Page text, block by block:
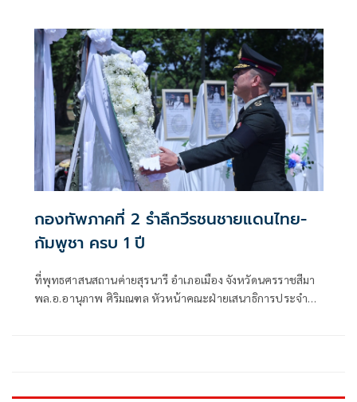
เสียหายจากจรวด BM-21 ของกัมพูชา ออกมาร้องเรียนว่ายังไม่
ได้รับเงินเยียวจากภาครัฐ ก่อนที่นางสาวรัชดา ธนาดิเรก โฆษก
ประจำสำนักนายกรัฐมนตรี ยืนยันว่า
กองทัพภาคที่ 2 รำลึกวีรชนชายแดนไทย-
กัมพูชา ครบ 1 ปี
ที่พุทธศาสนสถานค่ายสุรนารี อำเภอเมือง จังหวัดนครราชสีมา
พล.อ.อานุภาพ ศิริมณฑล หัวหน้าคณะฝ่ายเสนาธิการประจำผู้